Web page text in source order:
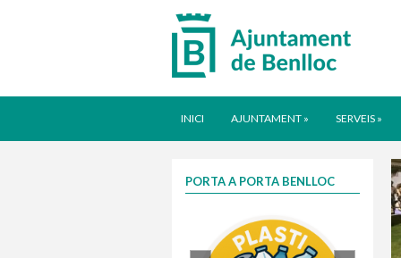
INICI AJUNTAMENT » SERVEIS »
PORTA A PORTA BENLLOC